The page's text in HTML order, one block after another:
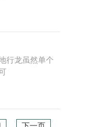
行龙虽然单个